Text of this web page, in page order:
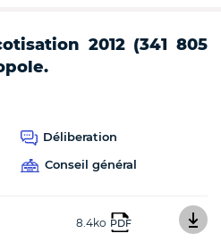
2012 (341 805
Déliberation
Conseil général
8.4ko PDF